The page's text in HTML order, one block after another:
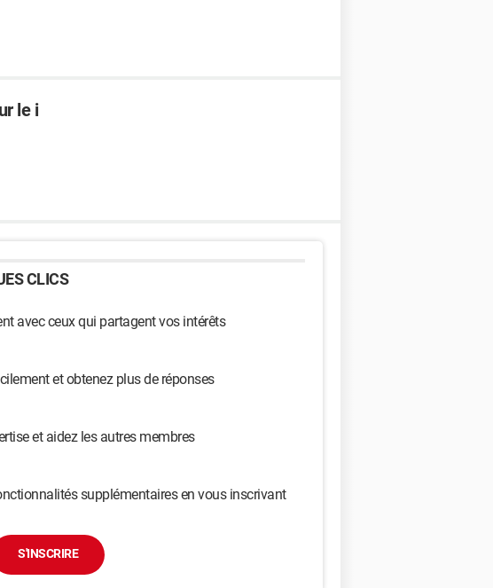
le i
CLICS
avec ceux qui partagent vos intérêts
et obtenez plus de réponses
et aidez les autres membres
supplémentaires en vous inscrivant
S'INSCRIRE